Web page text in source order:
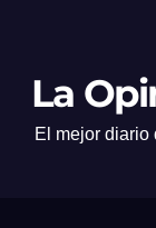
La
El mejor diario